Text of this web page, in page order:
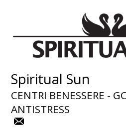
Spiritual Sun
CENTRI BENESSERE -
ANTISTRESS